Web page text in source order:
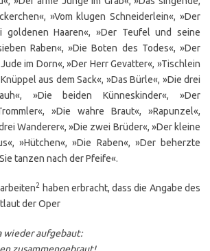
»Vom klugen Schneiderlein«, »Der
Haaren«, »Der Teufel und seine
Raben«, »Die Boten des Todes«, »Der
im Dorn«, »Der Herr Gevatter«, »Tischlein
aus dem Sack«, »Das Bürle«, »Die drei
»Die beiden Künneskinder«, »Der
»Die wahre Braut«, »Rapunzel«,
Wanderer«, »Die zwei Brüder«, »Der kleine
»Hütchen«, »Die Raben«, »Der beherzte
tanzen nach der Pfeife«.
2 haben erbracht, dass die Angabe des
der Oper
wieder aufgebaut: